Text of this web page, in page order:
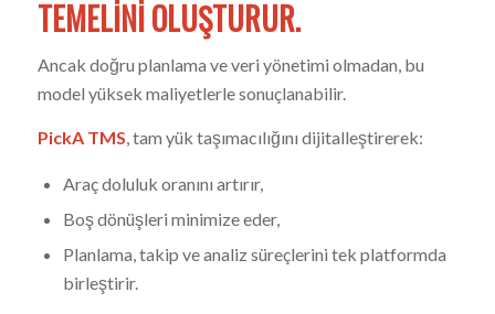
TEMELINI OLUŞTURUR.
Ancak doğru planlama ve veri yönetimi olmadan, bu
model yüksek maliyetlerle sonuçlanabilir.
PickA TMS , tam yük taşımacılığını dijitalleştirerek:
Araç doluluk oranını artırır,
Boş dönüşleri minimize eder,
Planlama, takip ve analiz süreçlerini tek platformda
birleştirir.